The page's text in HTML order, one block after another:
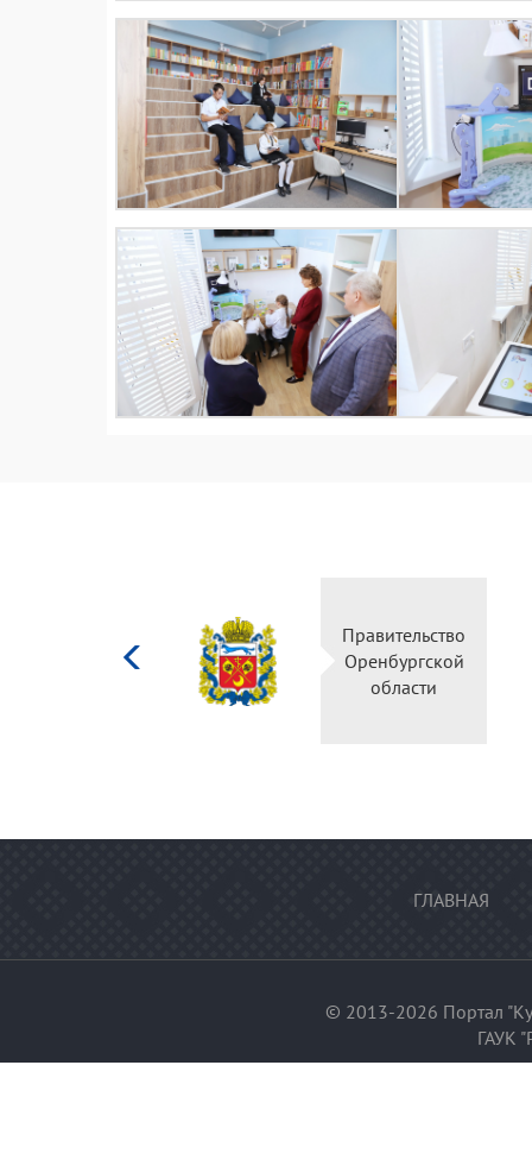
Правительство
Оренбургской
области
ГЛАВНАЯ
© 2013-2026 Портал
ГАУК